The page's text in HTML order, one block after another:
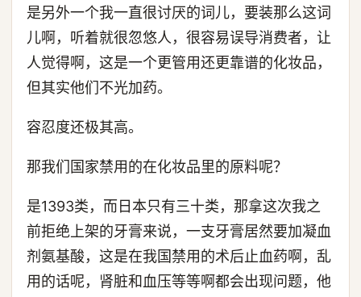
是另外一个我一直很讨厌的词儿，要装那么这词
儿啊，听着就很忽悠人，很容易误导消费者，让
人觉得啊，这是一个更管用还更靠谱的化妆品，
但其实他们不光加药。
容忍度还极其高。
那我们国家禁用的在化妆品里的原料呢？
是1393类，而日本只有三十类，那拿这次我之
前拒绝上架的牙膏来说，一支牙膏居然要加凝血
剂氨基酸，这是在我国禁用的术后止血药啊，乱
用的话呢，肾脏和血压等等啊都会出现问题，他